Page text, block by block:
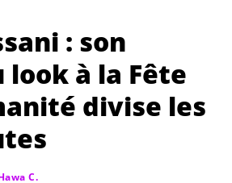
: son
look à la Fête
divise les
C.